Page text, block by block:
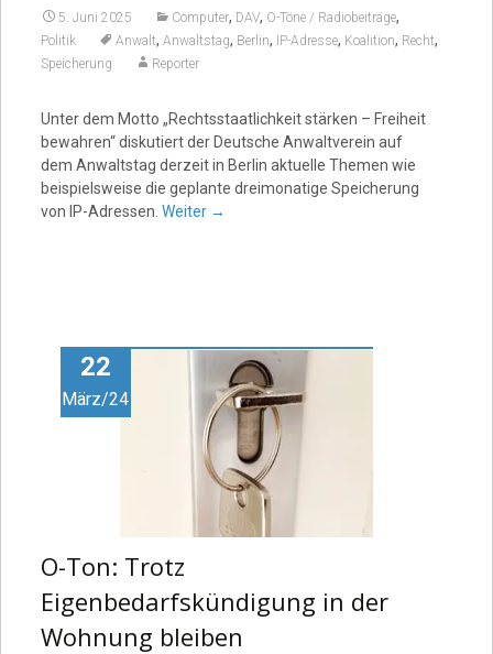
5. Juni 2025 Computer, DAV, O-Töne / Radiobeiträge,
Politik Anwalt, Anwaltstag, Berlin, IP-Adresse, Koalition, Recht,
Speicherung Reporter
Unter dem Motto „Rechtsstaatlichkeit stärken – Freiheit
bewahren“ diskutiert der Deutsche Anwaltverein auf
dem Anwaltstag derzeit in Berlin aktuelle Themen wie
beispielsweise die geplante dreimonatige Speicherung
von IP-Adressen. Weiter →
22
März/24
O-Ton: Trotz
Eigenbedarfskündigung in der
Wohnung bleiben